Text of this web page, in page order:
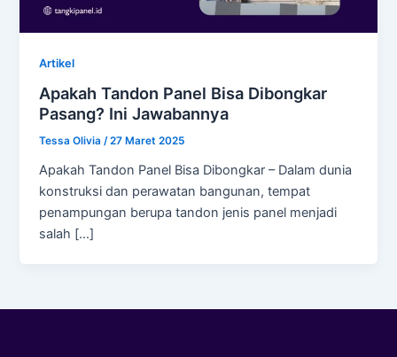
Artikel
Apakah Tandon Panel Bisa Dibongkar
Pasang? Ini Jawabannya
Tessa Olivia/27 Maret 2025
Apakah Tandon Panel Bisa Dibongkar – Dalam dunia
konstruksi dan perawatan bangunan, tempat
penampungan berupa tandon jenis panel menjadi
salah […]